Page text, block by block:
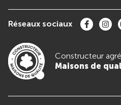
Réseaux sociaux
Constructeur
Maisons de